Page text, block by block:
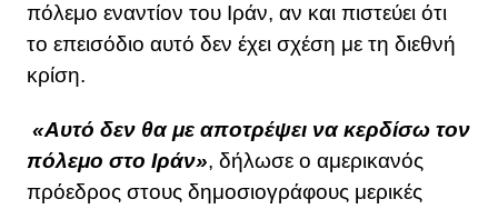
πόλεμο εναντίον του Ιράν, αν και πιστεύει ότι
το επεισόδιο αυτό δεν έχει σχέση με τη διεθνή
κρίση.
«Αυτό δεν θα με αποτρέψει να κερδίσω τον
πόλεμο στο Ιράν», δήλωσε ο αμερικανός
πρόεδρος στους δημοσιογράφους μερικές